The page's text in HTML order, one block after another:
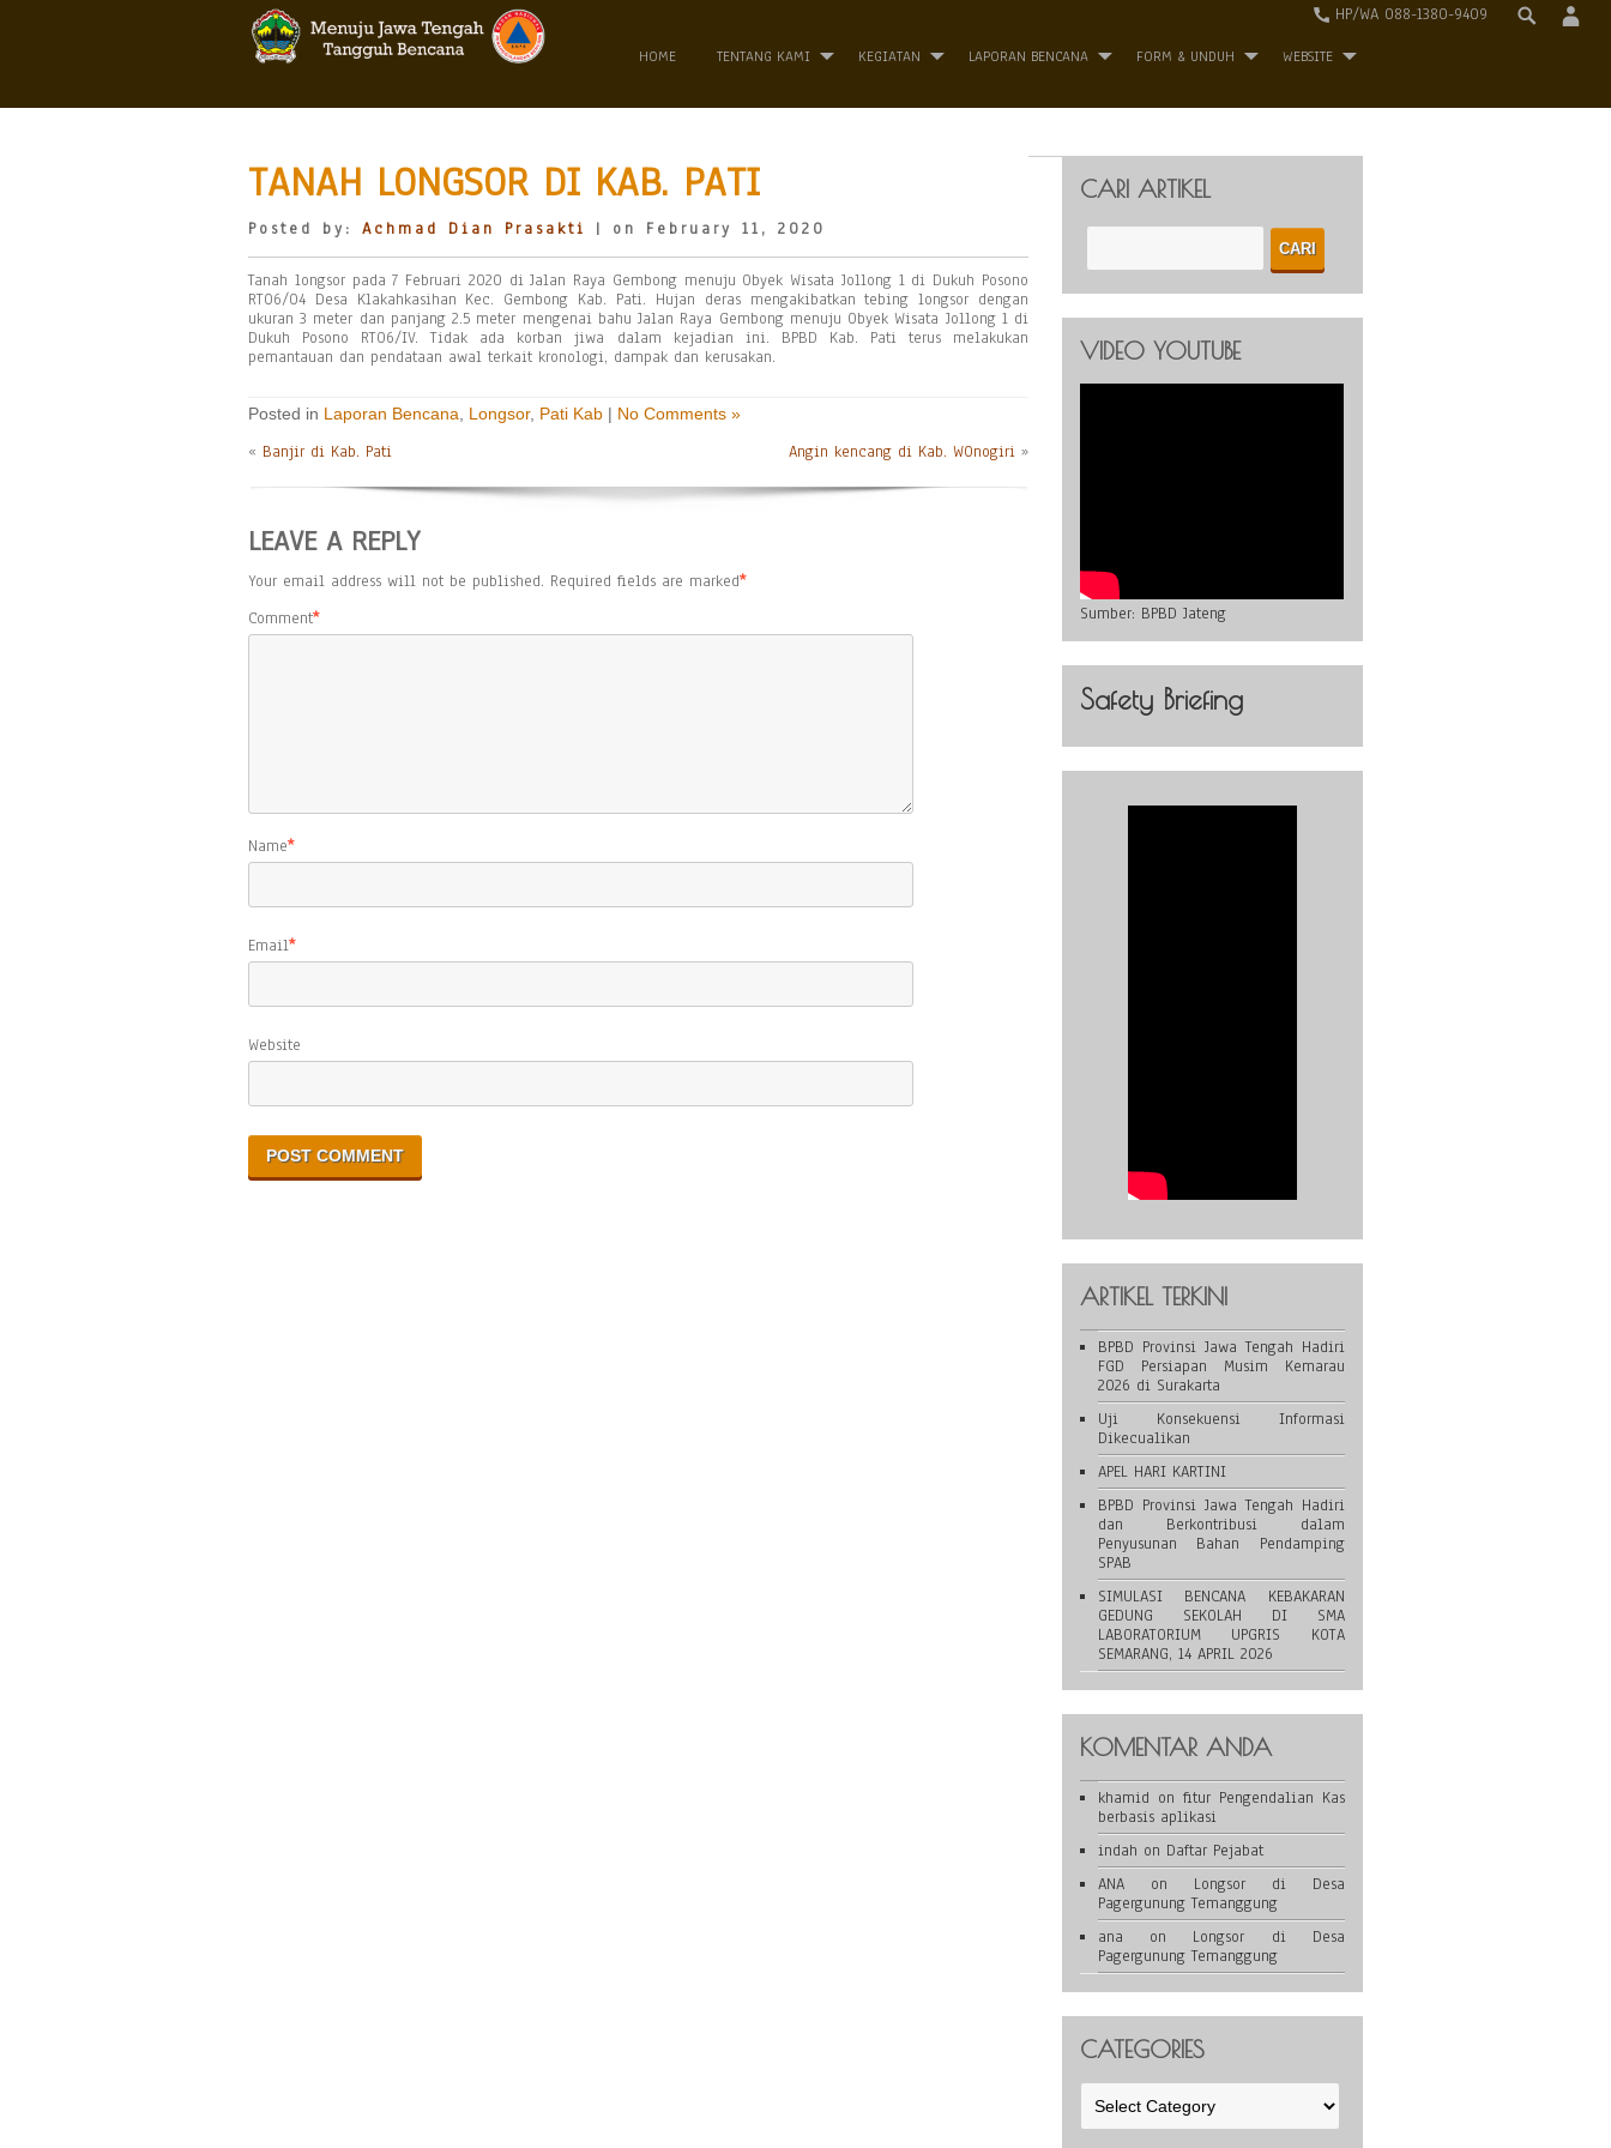
HP/WA 088-1380-9409
HOME TENTANG KAMI KEGIATAN LAPORAN BENCANA FORM & UNDUH WEBSITE
TANAH LONGSOR DI KAB. PATI
Posted by: Achmad Dian Prasakti | on February 11, 2020
Tanah longsor pada 7 Februari 2020 di Jalan Raya Gembong menuju Obyek Wisata Jollong 1 di Dukuh Posono
RT06/04 Desa Klakahkasihan Kec. Gembong Kab. Pati. Hujan deras mengakibatkan tebing longsor dengan
ukuran 3 meter dan panjang 2.5 meter mengenai bahu Jalan Raya Gembong menuju Obyek Wisata Jollong 1 di
Dukuh Posono RT06/IV. Tidak ada korban jiwa dalam kejadian ini. BPBD Kab. Pati terus melakukan
pemantauan dan pendataan awal terkait kronologi, dampak dan kerusakan.
Posted in Laporan Bencana Longsor, Pati Kab | No Comments »
« Banjir di Kab. Pati Angin kencang di Kab. WOnogiri »
LEAVE A REPLY
Your email address will not be published. Required fields are marked*
Comment*
Name*
Email*
Website
CARI ARTIKEL
VIDEO YOUTUBE
Sumber: BPBD Jateng
Safety Briefing
ARTIKEL TERKINI
BPBD Provinsi Jawa Tengah Hadiri
FGD Persiapan Musim Kemarau
2026 di Surakarta
Uji Konsekuensi Informasi
Dikecualikan
APEL HARI KARTINI
BPBD Provinsi Jawa Tengah Hadiri
dan Berkontribusi dalam
Penyusunan Bahan Pendamping
SPAB
SIMULASI BENCANA KEBAKARAN
GEDUNG SEKOLAH DI SMA
LABORATORIUM UPGRIS KOTA
SEMARANG, 14 APRIL 2026
KOMENTAR ANDA
khamid on fitur Pengendalian Kas
berbasis aplikasi
indah on Daftar Pejabat
ANAon Longsor di Desa
Pagergunung Temanggung
ana on Longsor di Desa
Pagergunung Temanggung
CATEGORIES
Categories